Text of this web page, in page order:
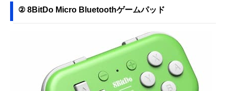
② 8BitDo Micro Bluetoothゲームパッド